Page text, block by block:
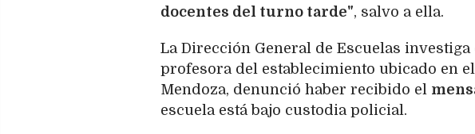
docentes del turno tarde", salvo a ella.
La Dirección General de Escuelas
profesora del establecimiento ubicado en
Mendoza, denunció haber recibido el
escuela está bajo custodia policial.